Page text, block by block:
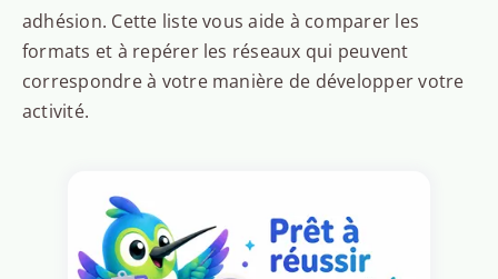
adhésion. Cette liste vous aide à comparer les
formats et à repérer les réseaux qui peuvent
correspondre à votre manière de développer votre
activité.